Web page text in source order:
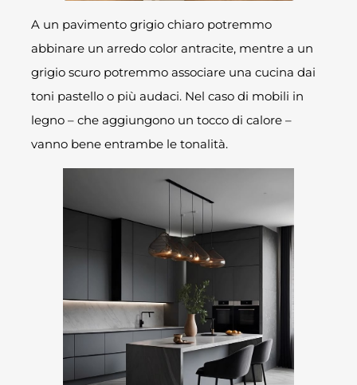
A un pavimento grigio chiaro potremmo
abbinare un arredo color antracite, mentre a un
grigio scuro potremmo associare una cucina dai
toni pastello o più audaci. Nel caso di mobili in
legno – che aggiungono un tocco di calore –
vanno bene entrambe le tonalità.